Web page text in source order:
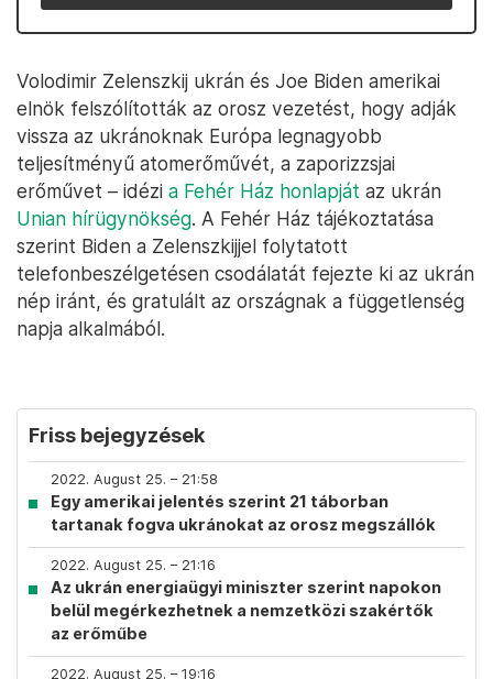
Volodimir Zelenszkij ukrán és Joe Biden amerikai
elnök felszólították az orosz vezetést, hogy adják
vissza az ukránoknak Európa legnagyobb
teljesítményű atomerőművét, a zaporizzsjai
erőművet – idézi a Fehér Ház honlapját az ukrán
Unian hírügynökség. A Fehér Ház tájékoztatása
szerint Biden a Zelenszkijjel folytatott
telefonbeszélgetésen csodálatát fejezte ki az ukrán
nép iránt, és gratulált az országnak a függetlenség
napja alkalmából.
Friss bejegyzések
2022. August 25. – 21:58
Egy amerikai jelentés szerint 21 táborban
tartanak fogva ukránokat az orosz megszállók
2022. August 25. – 21:16
Az ukrán energiaügyi miniszter szerint napokon
belül megérkezhetnek a nemzetközi szakértők
az erőműbe
2022. August 25. – 19:16